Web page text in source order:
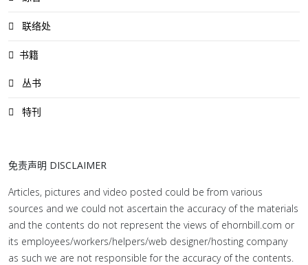
联络处
书籍
丛书
特刊
免责声明 DISCLAIMER
Articles, pictures and video posted could be from various
sources and we could not ascertain the accuracy of the materials
and the contents do not represent the views of ehornbill.com or
its employees/workers/helpers/web designer/hosting company
as such we are not responsible for the accuracy of the contents.